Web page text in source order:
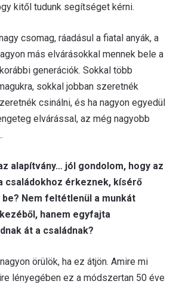
kitől tudunk segítséget kérni.
csomag, ráadásul a fiatal anyák, a
más elvárásokkal mennek bele a
generációk. Sokkal több
sokkal jobban szeretnék
csinálni, és ha nagyon egyedül
elvárással, az még nagyobb
alapítvány… jól gondolom, hogy az
családokhoz érkeznek, kísérő
Nem feltétlenül a munkát
hanem egyfajta
át a családnak?
örülök, ha ez átjön. Amire mi
lényegében ez a módszertan 50 éve